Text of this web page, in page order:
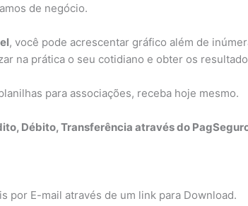
de negócio.
, você pode acrescentar gráfico além de
na prática o seu cotidiano e obter os
para associações, receba hoje mesmo.
Débito, Transferência através do
por E-mail através de um link para Download.